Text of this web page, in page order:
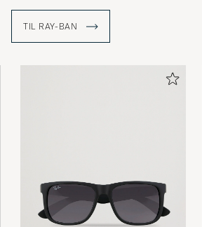
spredte den sig til civilbefolkning. Et
varemærke og en klassisk
TIL RAY-BAN